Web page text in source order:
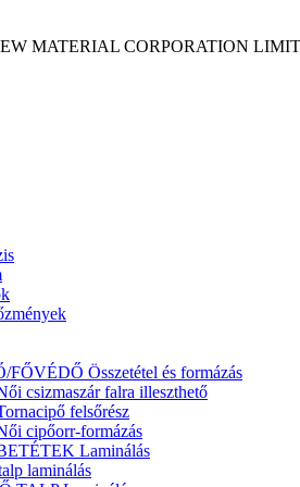
MATERIAL CORPORATION
FŐVÉDŐ Összetétel és formázás
csizmaszár falra illeszthető
felsőrész
cipőorr-formázás
Laminálás
laminálás